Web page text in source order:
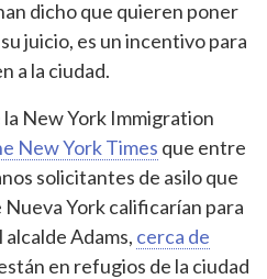
dicho que quieren poner
juicio, es un incentivo para
a la ciudad.
New York Immigration
New York Times que entre
solicitantes de asilo que
York calificarían para
Adams, cerca de
en refugios de la ciudad